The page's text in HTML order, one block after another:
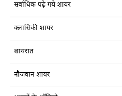
सर्वाधिक पढ़े गये शायर
क्लासिकी शायर
शायरात
नौजवान शायर